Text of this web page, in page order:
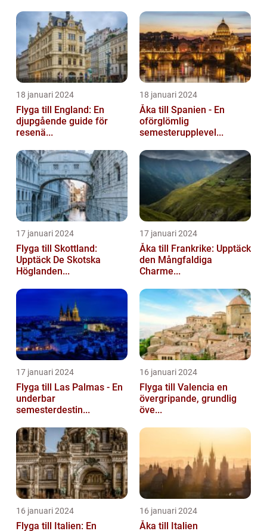
18 januari 2024
Flyga till England: En
djupgående guide för
resenä...
18 januari 2024
Åka till Spanien - En
oförglömlig
semesterupplevel...
17 januari 2024
Flyga till Skottland:
Upptäck De Skotska
Höglanden...
17 januari 2024
Åka till Frankrike: Upptäck
den Mångfaldiga
Charme...
17 januari 2024
Flyga till Las Palmas - En
underbar
semesterdestin...
16 januari 2024
Flyga till Valencia en
övergripande, grundlig
öve...
16 januari 2024
Flyga till Italien: En
16 januari 2024
Åka till Italien